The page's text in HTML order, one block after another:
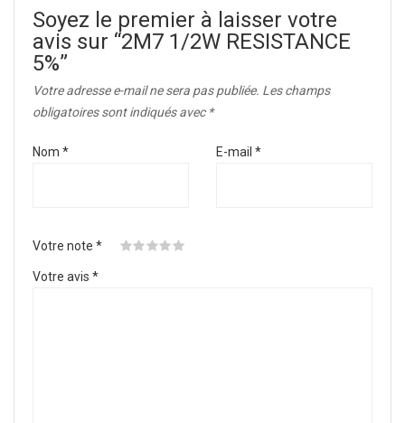
Soyez le premier à laisser votre
avis sur “2M7 1/2W RESISTANCE
5%”
Votre adresse e-mail ne sera pas publiée. Les champs
obligatoires sont indiqués avec *
Nom * E-mail *
Votre note *
Votre avis *